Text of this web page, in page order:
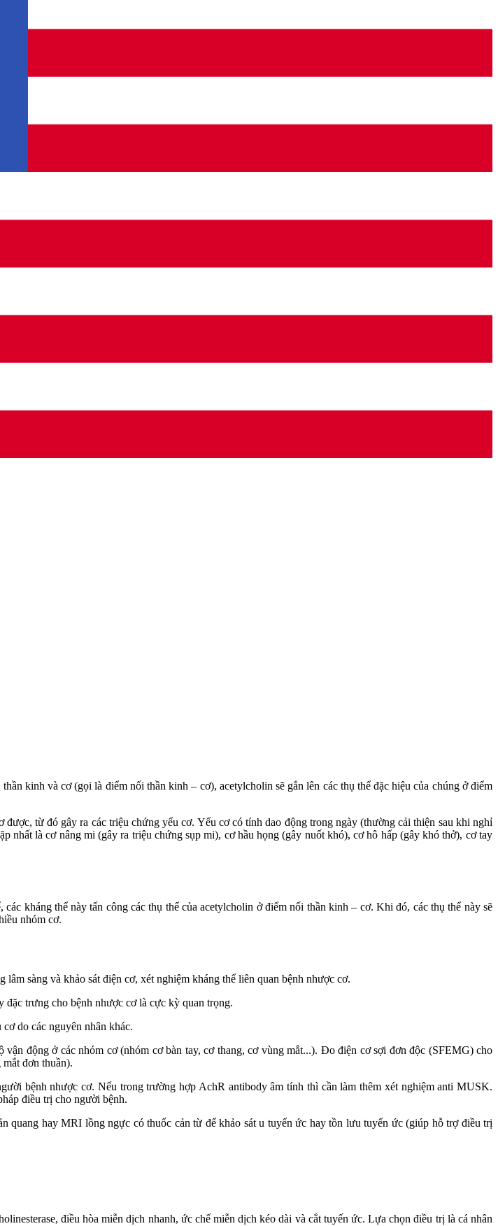
kinh và cơ (gọi là điểm nối thần kinh – cơ), acetylcholin sẽ gắn lên các thụ thể đặc hiệu của chúng ở điểm
từ đó gây ra các triệu chứng yếu cơ. Yếu cơ có tính dao động trong ngày (thường cải thiện sau khi nghỉ
nhất là cơ nâng mi (gây ra triệu chứng sụp mi), cơ hầu họng (gây nuốt khó), cơ hô hấp (gây khó thở), cơ tay
kháng thể này tấn công các thụ thể của acetylcholin ở điểm nối thần kinh – cơ. Khi đó, các thụ thể này sẽ
nhóm cơ.
sàng và khảo sát điện cơ, xét nghiệm kháng thể liên quan bệnh nhược cơ.
trưng cho bệnh nhược cơ là cực kỳ quan trọng.
do các nguyên nhân khác.
động ở các nhóm cơ (nhóm cơ bàn tay, cơ thang, cơ vùng mắt...). Đo điện cơ sợi đơn độc (SFEMG) cho
đơn thuần).
bệnh nhược cơ. Nếu trong trường hợp AchR antibody âm tính thì cần làm thêm xét nghiệm anti MUSK.
điều trị cho người bệnh.
quang hay MRI lồng ngực có thuốc cản từ để khảo sát u tuyến ức hay tồn lưu tuyến ức (giúp hỗ trợ điều trị
điều hòa miễn dịch nhanh, ức chế miễn dịch kéo dài và cắt tuyến ức. Lựa chọn điều trị là cá nhân